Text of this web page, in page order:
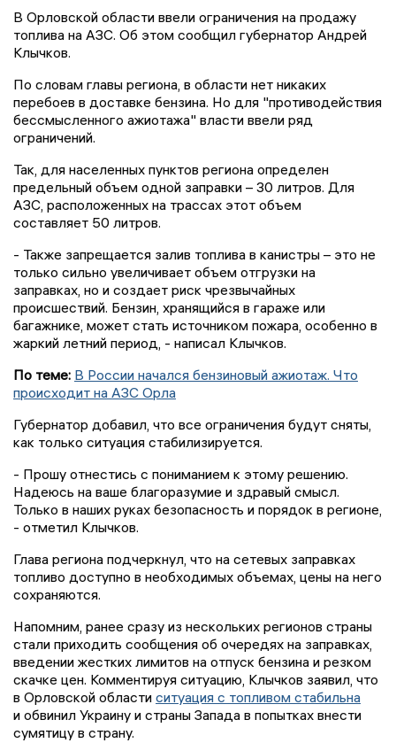
В Орловской области ввели ограничения на продажу
топлива на АЗС. Об этом сообщил губернатор Андрей
Клычков.
По словам главы региона, в области нет никаких
перебоев в доставке бензина. Но для "противодействия
бессмысленного ажиотажа" власти ввели ряд
ограничений.
Так, для населенных пунктов региона определен
предельный объем одной заправки – 30 литров. Для
АЗС, расположенных на трассах этот объем
составляет 50 литров.
- Также запрещается залив топлива в канистры – это не
только сильно увеличивает объем отгрузки на
заправках, но и создает риск чрезвычайных
происшествий. Бензин, хранящийся в гараже или
багажнике, может стать источником пожара, особенно в
жаркий летний период, - написал Клычков.
По теме: В России начался бензиновый ажиотаж. Что
происходит на АЗС Орла
Губернатор добавил, что все ограничения будут сняты,
как только ситуация стабилизируется.
- Прошу отнестись с пониманием к этому решению.
Надеюсь на ваше благоразумие и здравый смысл.
Только в наших руках безопасность и порядок в регионе,
- отметил Клычков.
Глава региона подчеркнул, что на сетевых заправках
топливо доступно в необходимых объемах, цены на него
сохраняются.
Напомним, ранее сразу из нескольких регионов страны
стали приходить сообщения об очередях на заправках,
введении жестких лимитов на отпуск бензина и резком
скачке цен. Комментируя ситуацию, Клычков заявил, что
в Орловской области ситуация с топливом стабильна
и обвинил Украину и страны Запада в попытках внести
сумятицу в страну.